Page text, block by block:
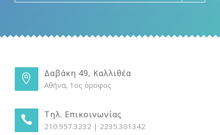
Δαβάκη 49, Καλλιθέα
Αθήνα, 1ος όροφος
Τηλ. Επικοινωνίας
210.957.3232 | 2235.301342